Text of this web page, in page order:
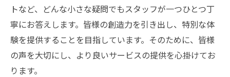
トなど、どんな小さな疑問でもスタッフが一つひとつ丁
寧にお答えします。皆様の創造力を引き出し、特別な体
験を提供することを目指しています。そのために、皆様
の声を大切にし、より良いサービスの提供を心掛けてお
ります。